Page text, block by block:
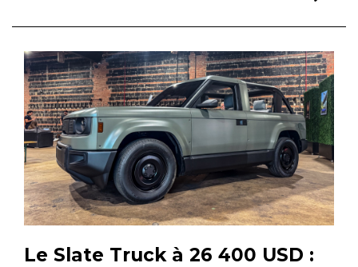
Le Slate Truck à 26 400 USD :